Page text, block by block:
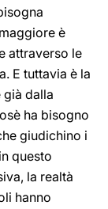
è
attraverso le
E tuttavia è la
già dalla
ha bisogno
giudichino i
questo
la realtà
hanno